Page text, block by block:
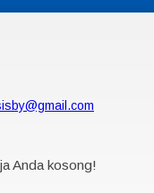
Anda kosong!